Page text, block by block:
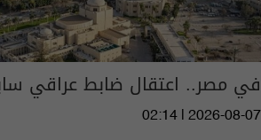
في مصر.. اعتقال ضابط عراقي
02:14 | 2026-08-07